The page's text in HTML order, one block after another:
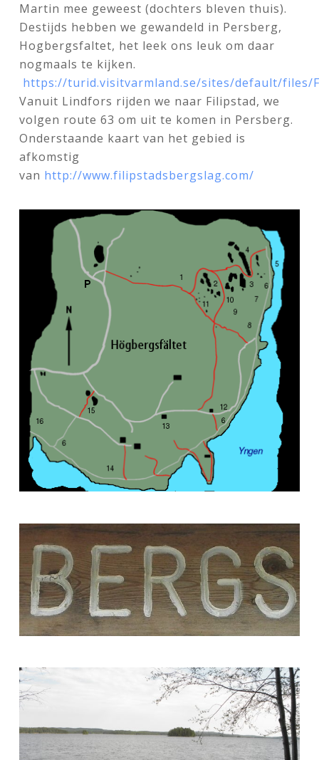
Martin mee geweest (dochters bleven thuis).
Destijds hebben we gewandeld in Persberg,
Hogbergsfaltet, het leek ons leuk om daar
nogmaals te kijken.
https://turid.visitvarmland.se/sites/default/files/
Vanuit Lindfors rijden we naar Filipstad, we
volgen route 63 om uit te komen in Persberg.
Onderstaande kaart van het gebied is
afkomstig
van http://www.filipstadsbergslag.com/